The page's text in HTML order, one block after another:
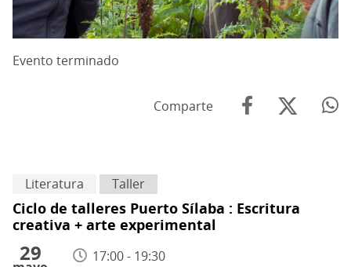
Evento terminado
Comparte
Literatura Taller
Ciclo de talleres Puerto Sílaba : Escritura
creativa + arte experimental
29 17:00 - 19:30